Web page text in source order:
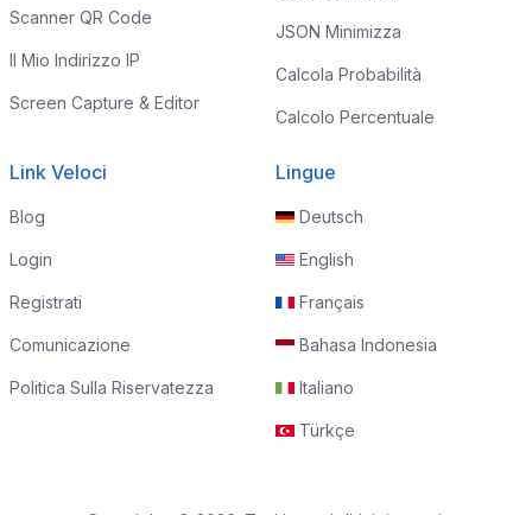
Scanner QR Code
Il Mio Indirizzo IP
Screen Capture & Editor
JSON Minimizza
Calcola Probabilità
Calcolo Percentuale
Link Veloci
Blog
Login
Registrati
Comunicazione
Politica Sulla Riservatezza
Lingue
Deutsch
English
Français
Bahasa Indonesia
Italiano
Türkçe